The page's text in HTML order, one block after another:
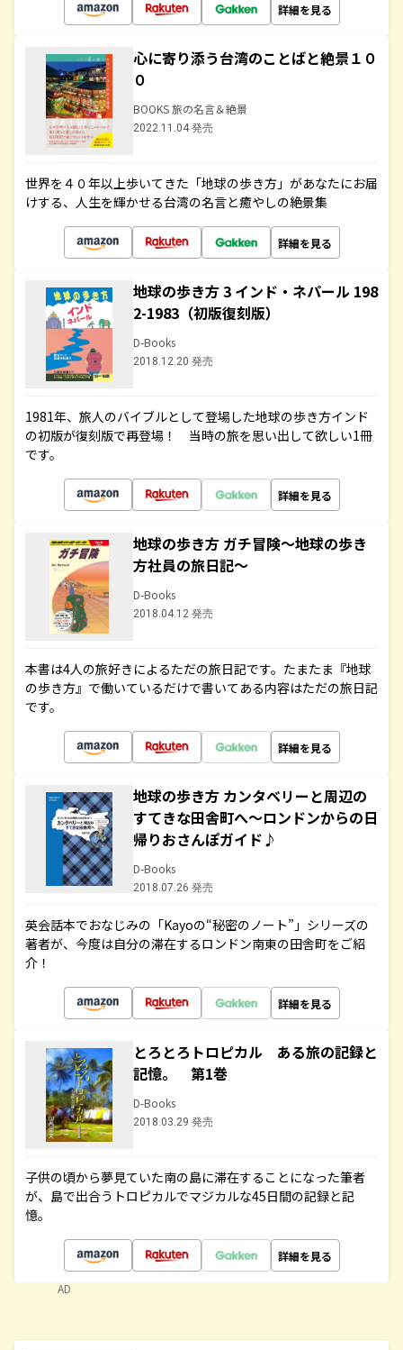
詳細を見る
心に寄り添う台湾のことばと絶景１０
０
BOOKS 旅の名言＆絶景
2022.11.04 発売
世界を４０年以上歩いてきた「地球の歩き方」があなたにお届
けする、人生を輝かせる台湾の名言と癒やしの絶景集
詳細を見る
地球の歩き方 3 インド・ネパール 198
2-1983（初版復刻版）
D-Books
2018.12.20 発売
1981年、旅人のバイブルとして登場した地球の歩き方インド
の初版が復刻版で再登場！ 当時の旅を思い出して欲しい1冊
です。
詳細を見る
地球の歩き方 ガチ冒険～地球の歩き
方社員の旅日記～
D-Books
2018.04.12 発売
本書は4人の旅好きによるただの旅日記です。たまたま『地球
の歩き方』で働いているだけで書いてある内容はただの旅日記
です。
詳細を見る
地球の歩き方 カンタベリーと周辺の
すてきな田舎町へ～ロンドンからの日
帰りおさんぽガイド♪
D-Books
2018.07.26 発売
英会話本でおなじみの「Kayoの“秘密のノート”」シリーズの
著者が、今度は自分の滞在するロンドン南東の田舎町をご紹
介！
詳細を見る
とろとろトロピカル ある旅の記録と
記憶。 第1巻
D-Books
2018.03.29 発売
子供の頃から夢見ていた南の島に滞在することになった筆者
が、島で出合うトロピカルでマジカルな45日間の記録と記
憶。
詳細を見る
AD